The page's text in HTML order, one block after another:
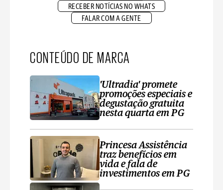
RECEBER NOTÍCIAS NO WHATS
FALAR COM A GENTE
CONTEÚDO DE MARCA
'Ultradia' promete
promoções especiais e
degustação gratuita
nesta quarta em PG
Princesa Assistência
traz benefícios em
vida e fala de
investimentos em PG